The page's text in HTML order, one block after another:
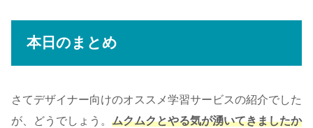
本日のまとめ
さてデザイナー向けのオススメ学習サービスの紹介でした
が、どうでしょう。 ムクムクとやる気が湧いてきましたか